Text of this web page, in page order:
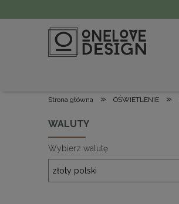
Strona główna » OŚWIETLENIE »
WALUTY
Wybierz walutę